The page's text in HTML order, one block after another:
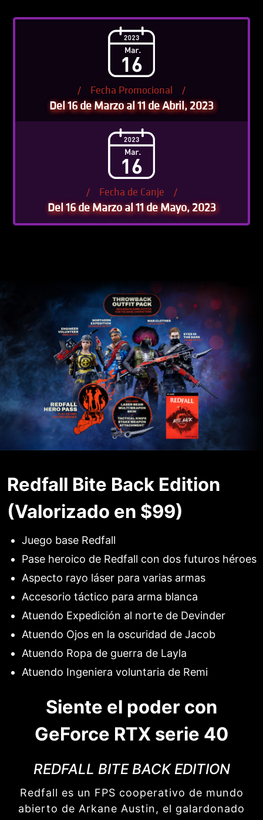
/ Fecha Promocional /
Del 16 de Marzo al 11 de Abril, 2023
/ Fecha de Canje /
Del 16 de Marzo al 11 de Mayo, 2023
Redfall Bite Back Edition
(Valorizado en $99)
Juego base Redfall
Pase heroico de Redfall con dos futuros héroes
Aspecto rayo láser para varias armas
Accesorio táctico para arma blanca
Atuendo Expedición al norte de Devinder
Atuendo Ojos en la oscuridad de Jacob
Atuendo Ropa de guerra de Layla
Atuendo Ingeniera voluntaria de Remi
Siente el poder con
GeForce RTX serie 40
REDFALL BITE BACK EDITION
Redfall es un FPS cooperativo de mundo
abierto de Arkane Austin, el galardonado